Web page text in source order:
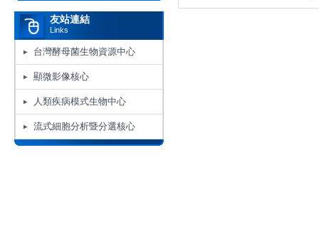
友站連結
Links
台灣酵母菌生物資源中心
顯微影像核心
人類疾病模式生物中心
流式細胞分析暨分選核心